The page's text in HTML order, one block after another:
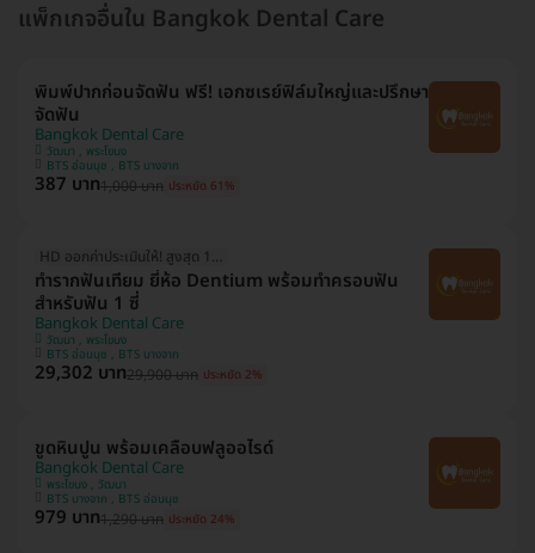
แพ็กเกจอื่นใน Bangkok Dental Care
พิมพ์ปากก่อนจัดฟัน ฟรี! เอกซเรย์ฟิล์มใหญ่และปรึกษา
จัดฟัน
Bangkok Dental Care
วัฒนา , พระโขนง
BTS อ่อนนุช , BTS บางจาก
387 บาท1,000 บาท ประหยัด 61%
HD ออกค่าประเมินให้! สูงสุด 1500 บ.
ทำรากฟันเทียม ยี่ห้อ Dentium พร้อมทำครอบฟัน
สำหรับฟัน 1 ซี่
Bangkok Dental Care
วัฒนา , พระโขนง
BTS อ่อนนุช , BTS บางจาก
29,302 บาท29,900 บาท ประหยัด 2%
ขูดหินปูน พร้อมเคลือบฟลูออไรด์
Bangkok Dental Care
พระโขนง , วัฒนา
BTS บางจาก , BTS อ่อนนุช
979 บาท1,290 บาท ประหยัด 24%